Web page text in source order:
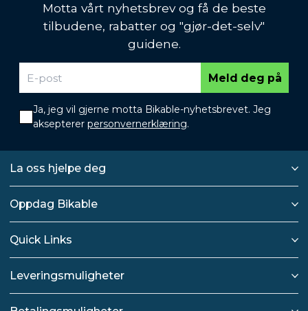
Motta vårt nyhetsbrev og få de beste
tilbudene, rabatter og "gjør-det-selv"
guidene.
Meld deg på
Ja, jeg vil gjerne motta Bikable-nyhetsbrevet. Jeg
aksepterer personvernerklæring.
La oss hjelpe deg
Oppdag Bikable
Quick Links
Leveringsmuligheter